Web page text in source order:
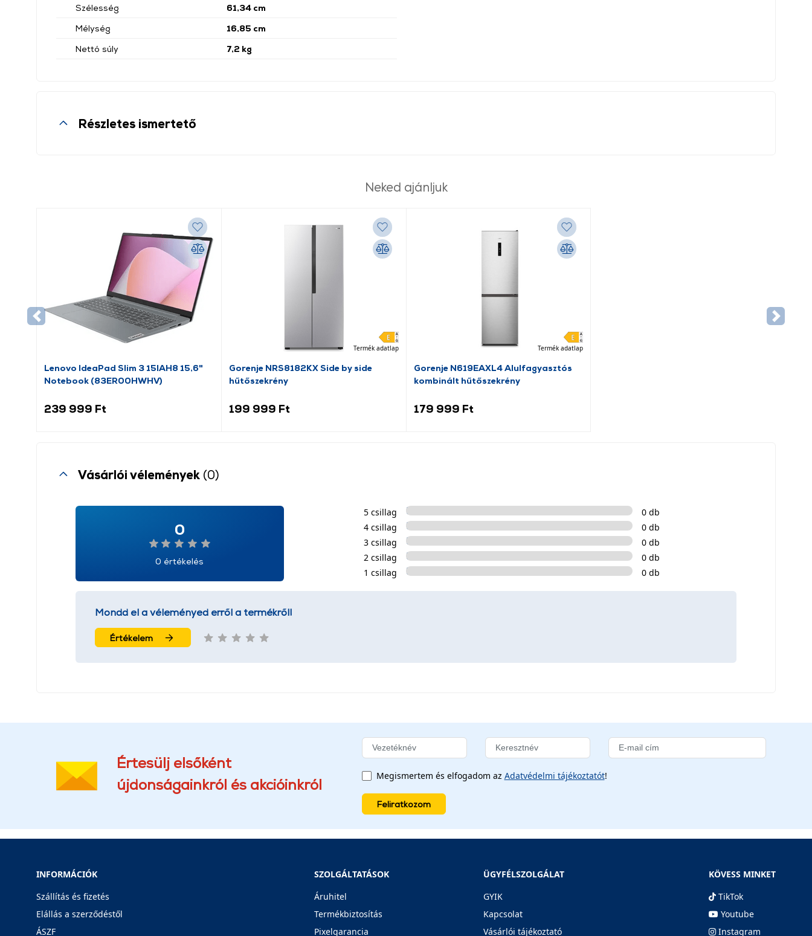
Szélesség
61,34 cm
Mélység
16,85 cm
Nettó súly
7,2 kg
Részletes ismertető
Neked ajánljuk
Lenovo IdeaPad Slim 3 15IAH8 15,6"
Notebook (83ER00HWHV)
239 999 Ft
Termék adatlap
Gorenje NRS8182KX Side by side
hűtőszekrény
199 999 Ft
Termék adatlap
Gorenje N619EAXL4 Alulfagyasztós
kombinált hűtőszekrény
179 999 Ft
Vásárlói vélemények (0)
0
0 értékelés
5 csillag
0 db
4 csillag
0 db
3 csillag
0 db
2 csillag
0 db
1 csillag
0 db
Mondd el a véleményed erről a termékről!
Értékelem
Értesülj elsőként
újdonságainkról és akcióinkról
Megismertem és elfogadom az Adatvédelmi tájékoztatót!
Feliratkozom
INFORMÁCIÓK
Szállítás és fizetés
Elállás a szerződéstől
ÁSZF
SZOLGÁLTATÁSOK
Áruhitel
Termékbiztosítás
Pixelgarancia
ÜGYFÉLSZOLGÁLAT
GYIK
Kapcsolat
Vásárlói tájékoztató
KÖVESS MINKET
TikTok
Youtube
Instagram